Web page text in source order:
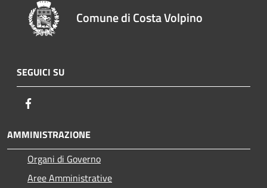
Comune di Costa Volpino
SEGUICI SU
AMMINISTRAZIONE
Organi di Governo
Aree Amministrative